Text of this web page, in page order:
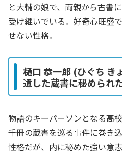
と大輔の娘で、両親から古書
受け継いでいる。好奇心旺盛
せない性格。
樋口 恭一郎 (ひぐち き
遺した蔵書に秘められ
物語のキーパーソンとなる高
千冊の蔵書を巡る事件に巻き
性格だが、内に秘めた強い意志